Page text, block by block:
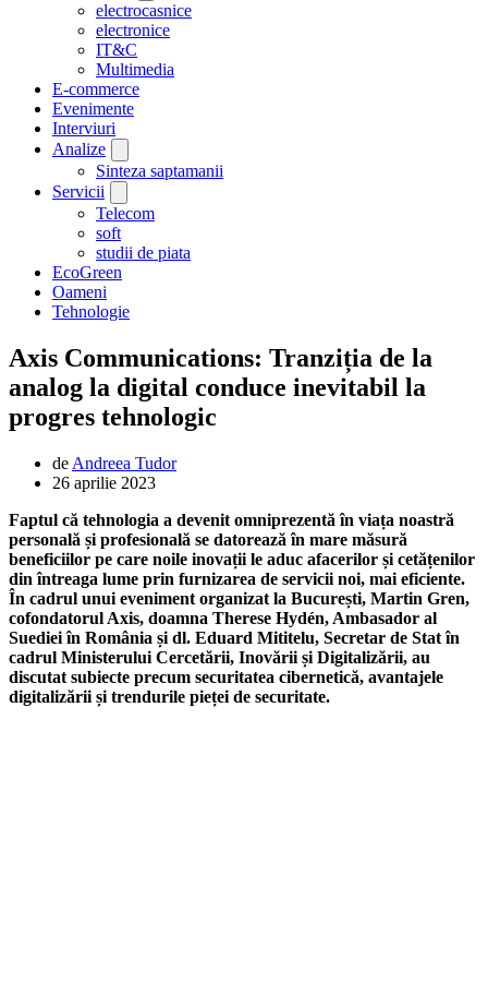
electrocasnice
electronice
IT&C
Multimedia
E-commerce
Evenimente
Interviuri
Analize
Sinteza saptamanii
Servicii
Telecom
soft
studii de piata
EcoGreen
Oameni
Tehnologie
Axis Communications: Tranziția de la
analog la digital conduce inevitabil la
progres tehnologic
de Andreea Tudor
26 aprilie 2023
Faptul că tehnologia a devenit omniprezentă în viața noastră
personală și profesională se datorează în mare măsură
beneficiilor pe care noile inovații le aduc afacerilor și cetățenilor
din întreaga lume prin furnizarea de servicii noi, mai eficiente.
În cadrul unui eveniment organizat la București, Martin Gren,
cofondatorul Axis, doamna Therese Hydén, Ambasador al
Suediei în România și dl. Eduard Mititelu, Secretar de Stat în
cadrul Ministerului Cercetării, Inovării și Digitalizării, au
discutat subiecte precum securitatea cibernetică, avantajele
digitalizării și trendurile pieței de securitate.